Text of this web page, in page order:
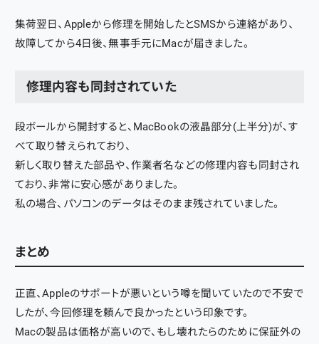
集荷翌日、Appleから修理を開始したとSMSから連絡があり、
故障してから4日後、無事手元にMacが届きました。
修理内容も同封されていた
段ボールから開封すると、MacBookの液晶部分(上半分)が、す
べて取り替えられており、
新しく取り替えた部品や、作業者名などの修理内容も同封され
ており、非常に安心感がありました。
私の場合、パソコンのデータはそのまま残されていました。
まとめ
正直、Appleのサポートが悪いという噂を聞いていたので不安で
したが、今回修理を頼んで良かったという印象です。
Macの製品は価格が高いので、もし壊れたらのために保証外の